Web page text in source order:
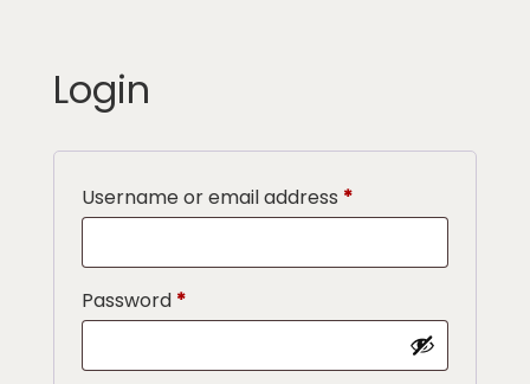
Login
Username or email address *
Password *